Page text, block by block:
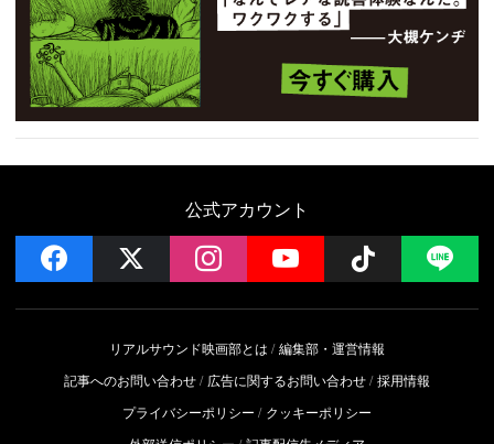
公式アカウント
facebook instagramYouTube Follow
リアルサウンド映画部とは
編集部・運営情報
記事へのお問い合わせ
広告に関するお問い合わせ 採用情報
プライバシーポリシー
クッキーポリシー